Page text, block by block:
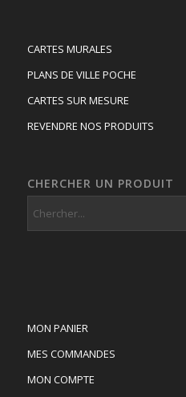
CARTES MURALES
PLANS DE VILLE POCHE
CARTES SUR MESURE
REVENDRE NOS PRODUITS
CHERCHER UN PRODUIT
MON PANIER
MES COMMANDES
MON COMPTE